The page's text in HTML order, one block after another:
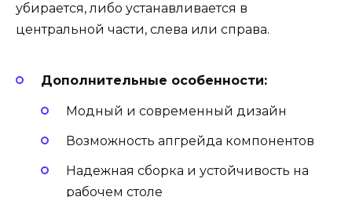
убирается, либо устанавливается в
центральной части, слева или справа.
Дополнительные особенности:
Модный и современный дизайн
Возможность апгрейда компонентов
Надежная сборка и устойчивость на
рабочем столе